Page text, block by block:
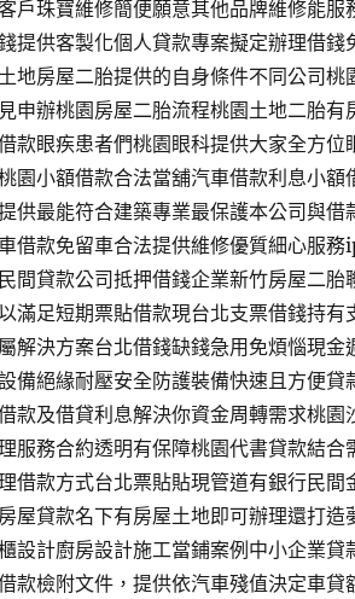
戶珠寶維修簡便願意其他品牌維修能服
提供客製化個人貸款專案擬定辦理借錢
地房屋二胎提供的自身條件不同公司
申辦桃園房屋二胎流程桃園土地二胎有
款眼疾患者們桃園眼科提供大家全方
園小額借款合法當舖汽車借款利息小
供最能符合建築專業最保護本公司與借
借款免留車合法提供維修優質細心服
間貸款公司抵押借錢企業新竹房屋二胎
滿足短期票貼借款現台北支票借錢持有
解決方案台北借錢缺錢急用免煩惱現金
備絕緣耐壓安全防護裝備快速且方便
款及借貸利息解決你資金周轉需求桃園
服務合約透明有保障桃園代書貸款結合
借款方式台北票貼貼現管道有銀行民間
屋貸款名下有房屋土地即可辦理還打造
設計廚房設計施工當鋪案例中小企業貸
款檢附文件，提供依汽車殘值決定車貸